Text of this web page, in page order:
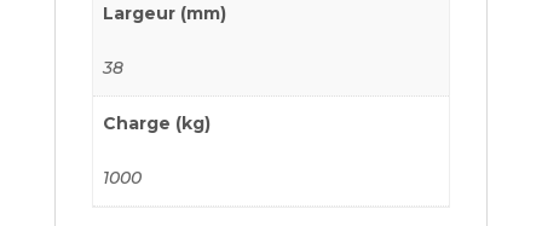
Largeur (mm)
38
Charge (kg)
1000